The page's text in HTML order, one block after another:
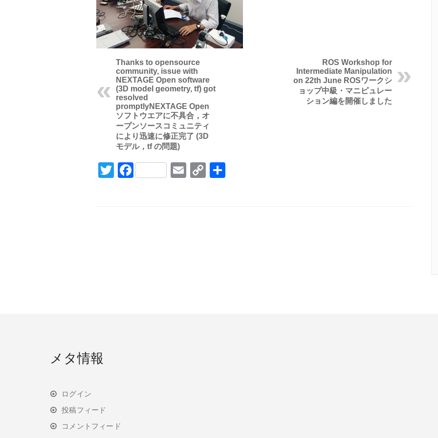
Thanks to opensource
community, issue with
NEXTAGE Open software
(3D model geometry, tf) got
resolved
promptlyNEXTAGE Open
ソフトウエアに不具合，オ
ープンソースコミュニティ
により迅速に修正完了 (3D
モデル，tf の問題)
ROS Workshop for
Intermediate Manipulation
on 22th June ROSワークシ
ョップ中級・マニピュレー
ション編を開催しました
Twitter
FacebookEmail
Copy
メタ情報
ログイン
投稿フィード
コメントフィード